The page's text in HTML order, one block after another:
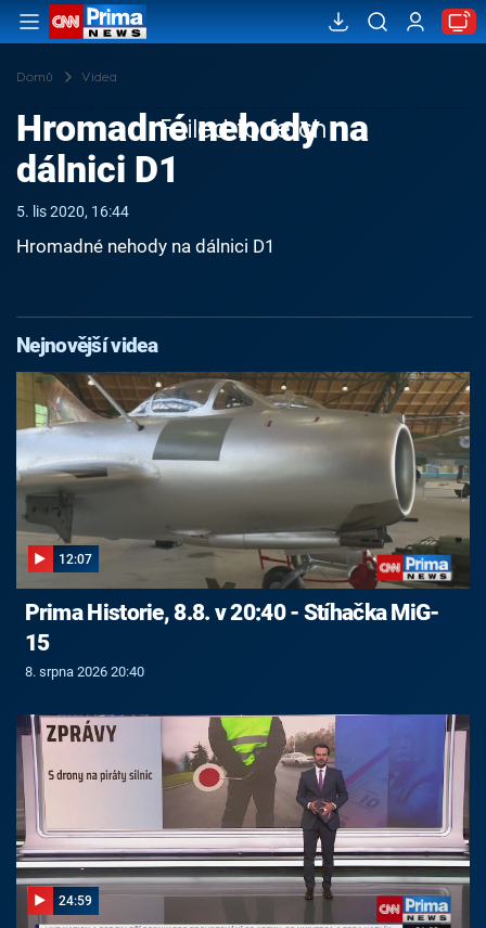
Domů Videa
Failed to fetch
Hromadné nehody na
dálnici D1
5. lis 2020, 16:44
Hromadné nehody na dálnici D1
Nejnovější videa
12:07
Prima Historie, 8.8. v 20:40 - Stíhačka MiG-
15
8. srpna 2026 20:40
24:59